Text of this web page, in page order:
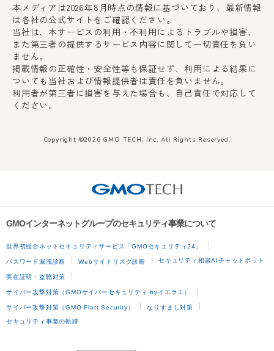
本メディアは2026年8月時点の情報に基づいており、最新情報
は各社の公式サイトをご確認ください。
当社は、本サービスの利用・不利用によるトラブルや損害、
また第三者の提供するサービス内容に関して一切責任を負い
ません。
掲載情報の正確性・安全性等も保証せず、利用による結果に
ついても当社および情報提供者は責任を負いません。
利用者が第三者に損害を与えた場合も、自己責任で対応して
ください。
Copyright ©2026 GMO TECH, Inc. All Rights Reserved.
GMOインターネットグループのセキュリティ事業について
世界初総合ネットセキュリティサービス「GMOセキュリティ24」
パスワード漏洩診断 Webサイトリスク診断 セキュリティ相談AIチャットボット
実在証明・盗聴対策
サイバー攻撃対策（GMOサイバーセキュリティ byイエラエ）
サイバー攻撃対策（GMO Flatt Security） なりすまし対策
セキュリティ事業の軌跡